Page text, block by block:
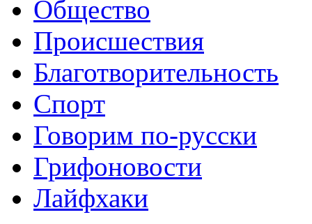
Общество
Происшествия
Благотворительность
Спорт
Говорим по-русски
Грифоновости
Лайфхаки